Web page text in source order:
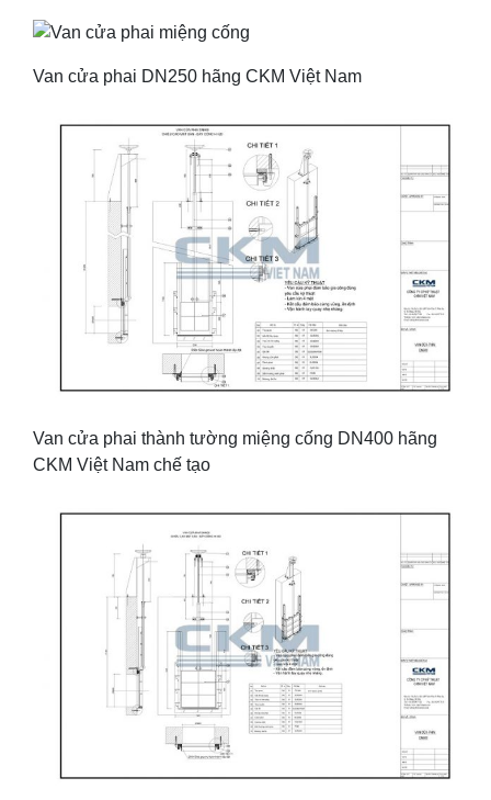
Van cửa phai DN250 hãng CKM Việt Nam
Van cửa phai thành tường miệng cống DN400 hãng
CKM Việt Nam chế tạo